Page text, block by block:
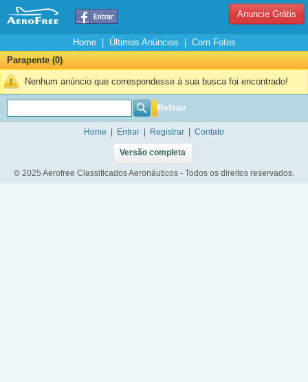
Anuncie Grátis
Home| Últimos Anúncios
Com Fotos
Parapente (0)
Nenhum anúncio que correspondesse à sua busca foi encontrado!
Refinar
Home Entrar Registrar Contato
Versão completa
© 2025 Aerofree Classificados Aeronáuticos - Todos os direitos reservados.